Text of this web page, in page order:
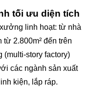
tối ưu diện tích
linh hoạt: từ nhà
2.800m² đến trên
(multi-story factory)
các ngành sản xuất
kiện, lắp ráp.